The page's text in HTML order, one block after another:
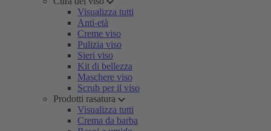
Visualizza tutti
Anti-età
Creme viso
Pulizia viso
Sieri viso
Kit di bellezza
Maschere viso
Scrub per il viso
Prodotti rasatura
Visualizza tutti
Crema da barba